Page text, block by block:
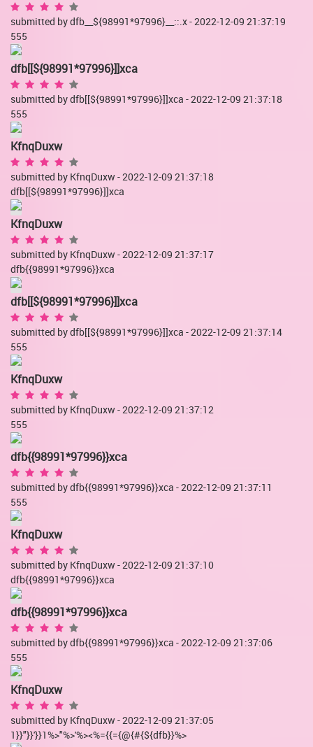
submitted by dfb__${98991*97996}__::.x - 2022-12-09 21:37:19
555
dfb[[${98991*97996}]]xca
submitted by dfb[[${98991*97996}]]xca - 2022-12-09 21:37:18
555
KfnqDuxw
submitted by KfnqDuxw - 2022-12-09 21:37:18
dfb[[${98991*97996}]]xca
KfnqDuxw
submitted by KfnqDuxw - 2022-12-09 21:37:17
dfb{{98991*97996}}xca
dfb[[${98991*97996}]]xca
submitted by dfb[[${98991*97996}]]xca - 2022-12-09 21:37:14
555
KfnqDuxw
submitted by KfnqDuxw - 2022-12-09 21:37:12
555
dfb{{98991*97996}}xca
submitted by dfb{{98991*97996}}xca - 2022-12-09 21:37:11
555
KfnqDuxw
submitted by KfnqDuxw - 2022-12-09 21:37:10
dfb{{98991*97996}}xca
dfb{{98991*97996}}xca
submitted by dfb{{98991*97996}}xca - 2022-12-09 21:37:06
555
KfnqDuxw
submitted by KfnqDuxw - 2022-12-09 21:37:05
1}}"}}'}}1%>"%>'%><%={{={@{#{${dfb}}%>